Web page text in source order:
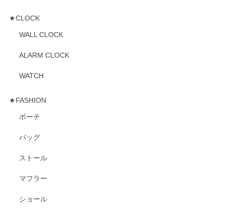
★CLOCK
WALL CLOCK
ALARM CLOCK
WATCH
★FASHION
ポーチ
バッグ
ストール
マフラー
ショール